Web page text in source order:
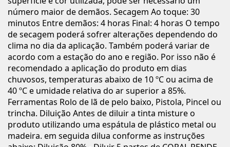
número maior de demãos. Secagem Ao toque: 30
minutos Entre demãos: 4 horas Final: 4 horas O tempo
de secagem poderá sofrer alterações dependendo do
clima no dia da aplicação. Também poderá variar de
acordo com a estação do ano e região. Por isso não é
recomendado a aplicação do produto em dias
chuvosos, temperaturas abaixo de 10 ºC ou acima de
40 ºC e umidade relativa do ar superior a 85%.
Ferramentas Rolo de lã de pelo baixo, Pistola, Pincel ou
trincha. Diluição Antes de diluir a tinta misture o
produto utilizando uma espátula de plástico metal ou
madeira. em seguida dilua conforme as instruções